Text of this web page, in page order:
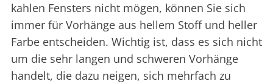
kahlen Fensters nicht mögen, können Sie sich
immer für Vorhänge aus hellem Stoff und heller
Farbe entscheiden. Wichtig ist, dass es sich nicht
um die sehr langen und schweren Vorhänge
handelt, die dazu neigen, sich mehrfach zu